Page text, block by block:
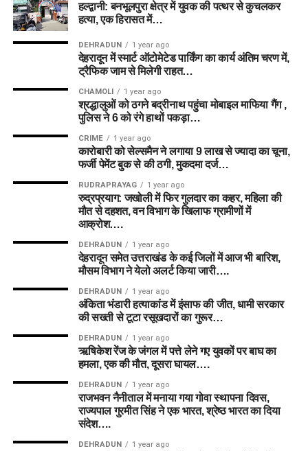
हल्द्वानी: बनभूलपुरा क्षेत्र में युवक की पत्थर से कुचलकर
हत्या, एक हिरासत में…
DEHRADUN 1 year ago
देहरादून में स्मार्ट ऑटोमेटेड पार्किंग का कार्य अंतिम चरण में,
ट्रैफिक जाम से मिलेगी राहत…
CHAMOLI 1 year ago
श्रद्धालुओं को ठगने बद्रीनाथ पहुंचा मोबाइल माफिया गैंग ,
पुलिस ने 6 को रंगे हाथों पकड़ा…
CRIME 1 year ago
कारोबारी को सेल्समैन ने लगाया 9 लाख से ज्यादा का चूना,
फर्जी पेमेंट बुक से की ठगी, मुकदमा दर्ज…
RUDRAPRAYAG 1 year ago
रुद्रप्रयाग: जखोली में फिर गुलदार का कहर, महिला की
मौत से दहशत, वन विभाग के खिलाफ ग्रामीणों में
आक्रोश….
DEHRADUN 1 year ago
देहरादून समेत उत्तराखंड के कई जिलों में आज भी बारिश,
मौसम विभाग ने येलो अलर्ट किया जारी….
DEHRADUN 1 year ago
अंकिता भंडारी हत्याकांड में इंसाफ की जीत, धामी सरकार
की सख्ती से टूटा रसूखदारों का गुरूर…
DEHRADUN 1 year ago
ऋषिकेश रेंज के जंगल में पत्ते लेने गए युवकों पर बाघ का
हमला, एक की मौत, दूसरा घायल….
DEHRADUN 1 year ago
राजभवन नैनीताल में मनाया गया गोवा स्थापना दिवस,
राज्यपाल गुरमीत सिंह ने एक भारत, श्रेष्ठ भारत का दिया
संदेश….
DEHRADUN 1 year ago